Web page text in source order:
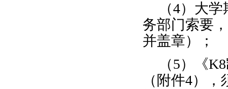
（4）大
务部门索要
并盖章）；
（5）《
（附件4），